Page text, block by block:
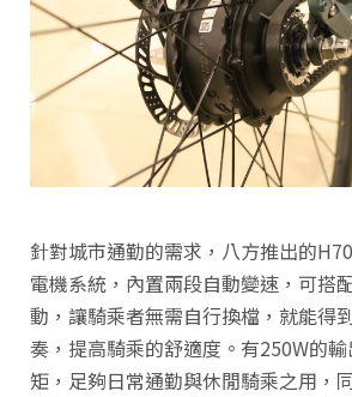
針對城市通勤的需求，八方推出的
電機系統，內置兩段自動變速，可搭
動，讓騎乘者無需自行換檔，就能得
奏，提高騎乘的舒適度。有250W的
矩，足夠日常通勤與休閒騎乘之用，